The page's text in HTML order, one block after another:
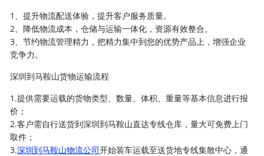
1、提升物流配送体验，提升客户服务质量。
2、降低物流成本，仓储与运输一体化，资源有效整合。
3、节约物流管理精力，把精力集中到您的优势产品上，增强企业
竞争力。
深圳到马鞍山货物运输流程
1.提供需要运载的货物类型、数量、体积、重量等基本信息进行报
价；
2.客户需自行送货到深圳到马鞍山直达专线仓库，量大可免费上门
取件；
3.深圳到马鞍山物流公司开始装车运载至送货地专线集散中心，通